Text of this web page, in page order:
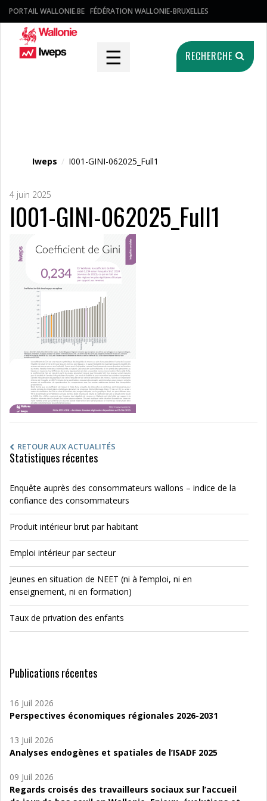
PORTAIL WALLONIE.BE FÉDÉRATION WALLONIE-BRUXELLES
☰ RECHERCHE
Iweps / I001-GINI-062025_Full1
4 juin 2025
I001-GINI-062025_Full1
RETOUR AUX ACTUALITÉS
Statistiques récentes
Enquête auprès des consommateurs wallons – indice de la
confiance des consommateurs
Produit intérieur brut par habitant
Emploi intérieur par secteur
Jeunes en situation de NEET (ni à l’emploi, ni en
enseignement, ni en formation)
Taux de privation des enfants
Publications récentes
16 Juil 2026
Perspectives économiques régionales 2026-2031
13 Juil 2026
Analyses endogènes et spatiales de l’ISADF 2025
09 Juil 2026
Regards croisés des travailleurs sociaux sur l’accueil